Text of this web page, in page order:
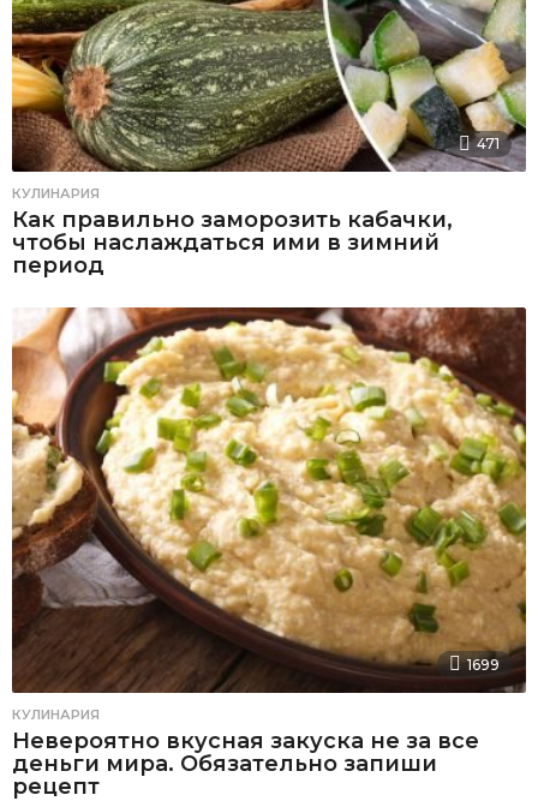
471
КУЛИНАРИЯ
Как правильно заморозить кабачки,
чтобы наслаждаться ими в зимний
период
1699
КУЛИНАРИЯ
Невероятно вкусная закуска не за все
деньги мира. Обязательно запиши
рецепт